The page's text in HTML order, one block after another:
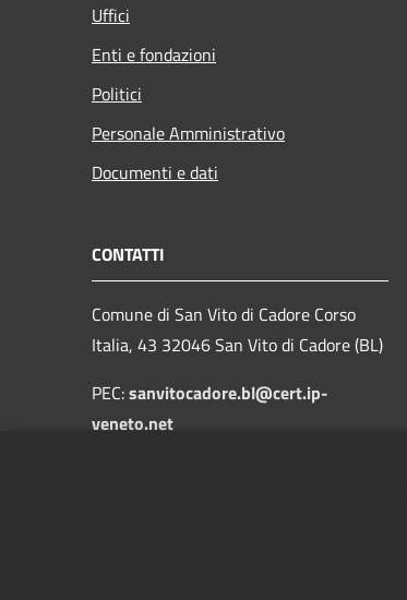
Uffici
Enti e fondazioni
Politici
Personale Amministrativo
Documenti e dati
CONTATTI
Comune di San Vito di Cadore Corso
Italia, 43 32046 San Vito di Cadore (BL)
PEC:sanvitocadore.bl@cert.ip-
veneto.net